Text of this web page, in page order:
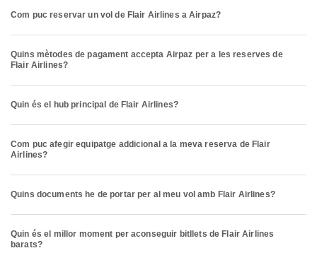
Com puc reservar un vol de Flair Airlines a Airpaz?
Quins mètodes de pagament accepta Airpaz per a les reserves de
Flair Airlines?
Quin és el hub principal de Flair Airlines?
Com puc afegir equipatge addicional a la meva reserva de Flair
Airlines?
Quins documents he de portar per al meu vol amb Flair Airlines?
Quin és el millor moment per aconseguir bitllets de Flair Airlines
barats?